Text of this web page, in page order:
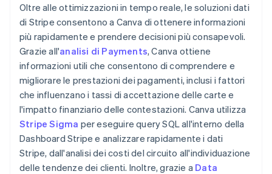
Oltre alle ottimizzazioni in tempo reale, le soluzioni dati
di Stripe consentono a Canva di ottenere informazioni
più rapidamente e prendere decisioni più consapevoli.
Grazie all'analisi di Payments, Canva ottiene
informazioni utili che consentono di comprendere e
migliorare le prestazioni dei pagamenti, inclusi i fattori
che influenzano i tassi di accettazione delle carte e
l'impatto finanziario delle contestazioni. Canva utilizza
Stripe Sigma per eseguire query SQL all'interno della
Dashboard Stripe e analizzare rapidamente i dati
Stripe, dall'analisi dei costi del circuito all'individuazione
delle tendenze dei clienti. Inoltre, grazie a Data